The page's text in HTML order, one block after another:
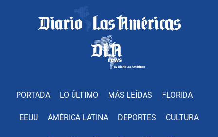
PORTADA LO ÚLTIMO MÁS LEÍDAS FLORIDA
EEUU AMÉRICA LATINA DEPORTES CULTURA